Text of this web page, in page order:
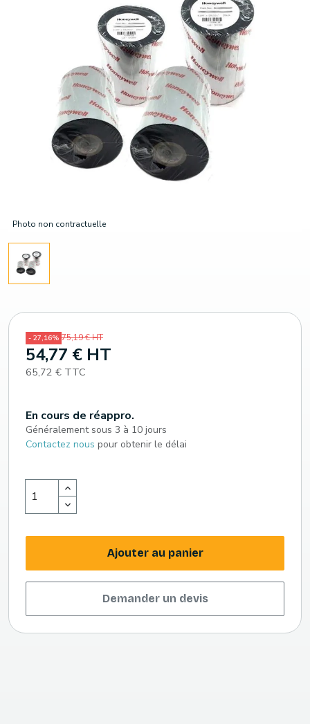
Photo non contractuelle
- 27,16% 75,19 € HT
54,77 € HT
65,72 € TTC
En cours de réappro.
Généralement sous 3 à 10 jours
Contactez nous pour obtenir le délai
Ajouter au panier
Demander un devis